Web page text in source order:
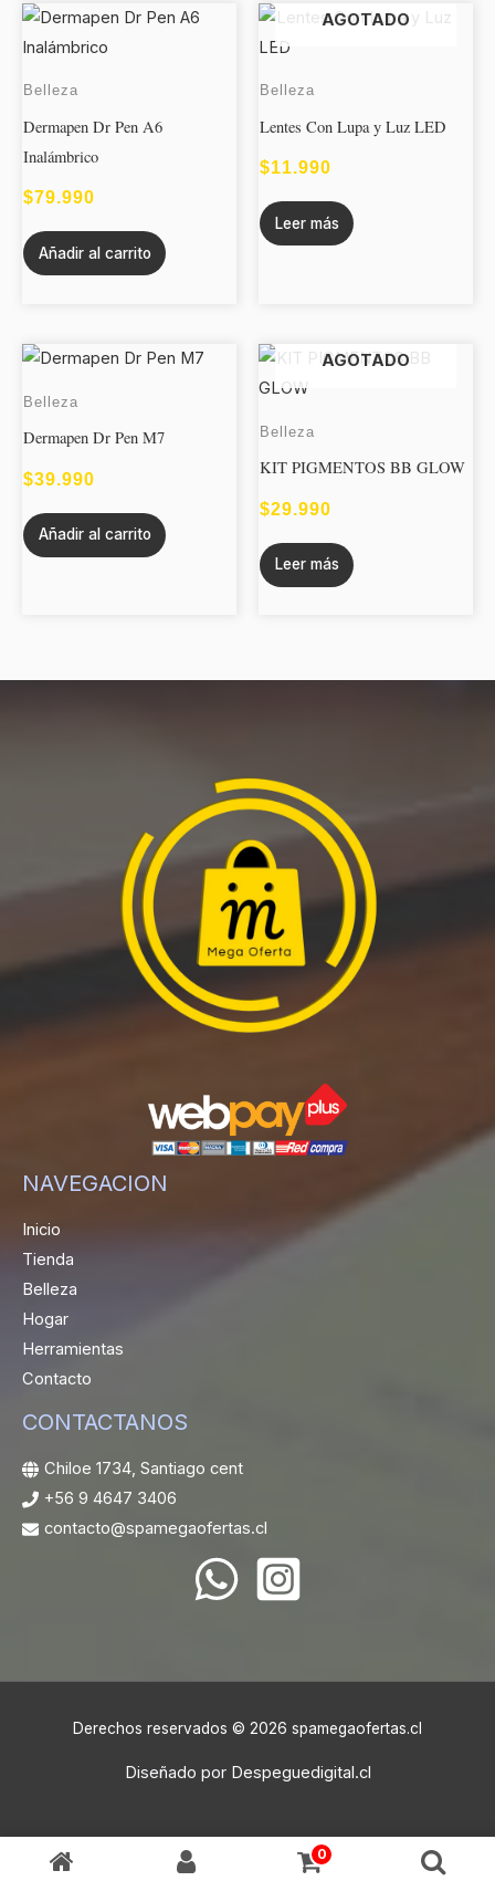
Belleza
Dermapen Dr Pen A6
Inalámbrico
$79.990
Añadir al carrito
AGOTADO
Belleza
Lentes Con Lupa y Luz LED
$11.990
Leer más
Belleza
Dermapen Dr Pen M7
$39.990
Añadir al carrito
AGOTADO
Belleza
KIT PIGMENTOS BB GLOW
$29.990
Leer más
NAVEGACION
Inicio
Tienda
Belleza
Hogar
Herramientas
Contacto
CONTACTANOS
Chiloe 1734, Santiago cent
+56 9 4647 3406
contacto@spamegaofertas.cl
Derechos reservados © 2026 spamegaofertas.cl
Diseñado por Despeguedigital.cl
0